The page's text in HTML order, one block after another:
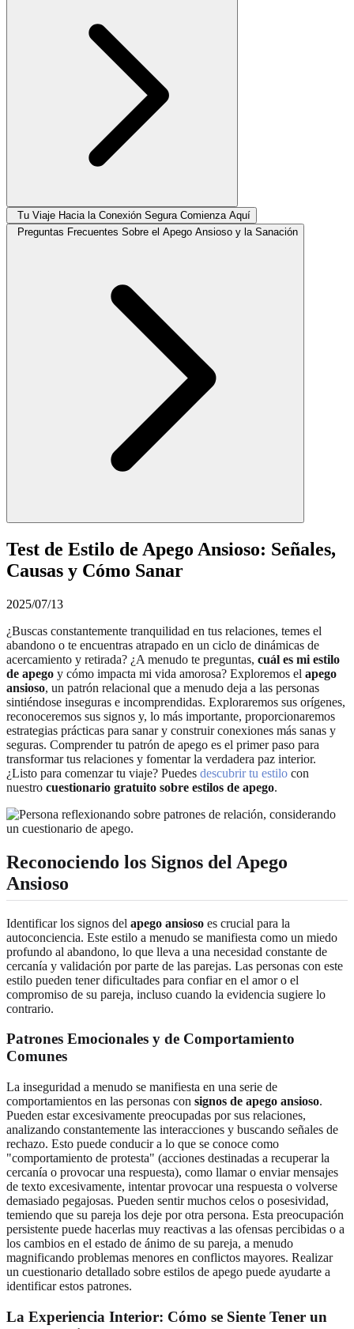
Tu Viaje Hacia la Conexión Segura Comienza Aquí
Preguntas Frecuentes Sobre el Apego Ansioso y la Sanación
Test de Estilo de Apego Ansioso: Señales,
Causas y Cómo Sanar
2025/07/13
¿Buscas constantemente tranquilidad en tus relaciones, temes el
abandono o te encuentras atrapado en un ciclo de dinámicas de
acercamiento y retirada? ¿A menudo te preguntas, cuál es mi estilo
de apego y cómo impacta mi vida amorosa? Exploremos el apego
ansioso, un patrón relacional que a menudo deja a las personas
sintiéndose inseguras e incomprendidas. Exploraremos sus orígenes,
reconoceremos sus signos y, lo más importante, proporcionaremos
estrategias prácticas para sanar y construir conexiones más sanas y
seguras. Comprender tu patrón de apego es el primer paso para
transformar tus relaciones y fomentar la verdadera paz interior.
¿Listo para comenzar tu viaje? Puedes descubrir tu estilo con
nuestro cuestionario gratuito sobre estilos de apego.
Reconociendo los Signos del Apego
Ansioso
Identificar los signos del apego ansioso es crucial para la
autoconciencia. Este estilo a menudo se manifiesta como un miedo
profundo al abandono, lo que lleva a una necesidad constante de
cercanía y validación por parte de las parejas. Las personas con este
estilo pueden tener dificultades para confiar en el amor o el
compromiso de su pareja, incluso cuando la evidencia sugiere lo
contrario.
Patrones Emocionales y de Comportamiento
Comunes
La inseguridad a menudo se manifiesta en una serie de
comportamientos en las personas con signos de apego ansioso.
Pueden estar excesivamente preocupadas por sus relaciones,
analizando constantemente las interacciones y buscando señales de
rechazo. Esto puede conducir a lo que se conoce como
"comportamiento de protesta" (acciones destinadas a recuperar la
cercanía o provocar una respuesta), como llamar o enviar mensajes
de texto excesivamente, intentar provocar una respuesta o volverse
demasiado pegajosas. Pueden sentir muchos celos o posesividad,
temiendo que su pareja los deje por otra persona. Esta preocupación
persistente puede hacerlas muy reactivas a las ofensas percibidas o a
los cambios en el estado de ánimo de su pareja, a menudo
magnificando problemas menores en conflictos mayores. Realizar
un cuestionario detallado sobre estilos de apego puede ayudarte a
identificar estos patrones.
La Experiencia Interior: Cómo se Siente Tener un